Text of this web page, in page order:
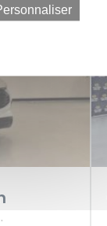
+ OPTIONS